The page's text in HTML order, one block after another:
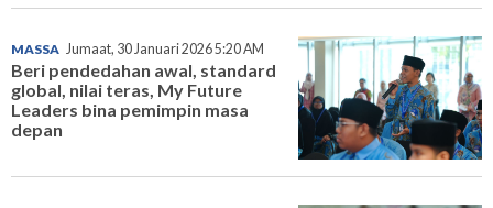
MASSA Jumaat, 30 Januari 2026 5:20 AM
Beri pendedahan awal, standard
global, nilai teras, My Future
Leaders bina pemimpin masa
depan